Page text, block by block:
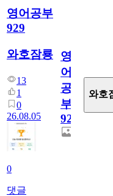
영어공부
929
와호잠룡
13
1
0
26.08.05
0
댓글
영
어
공
부
929
와호